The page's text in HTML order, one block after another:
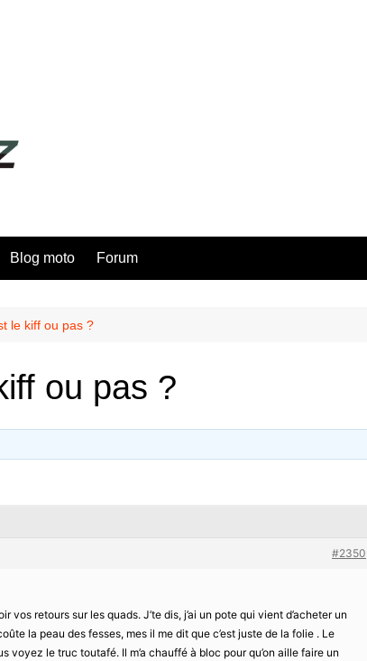
Blog moto Forum
le kiff ou pas ?
ou pas ?
#2350
vos retours sur les quads. J’te dis, j’ai un pote qui vient d’acheter un
la peau des fesses, mes il me dit que c’est juste de la folie . Le
voyez le truc toutafé. Il m’a chauffé à bloc pour qu’on aille faire un